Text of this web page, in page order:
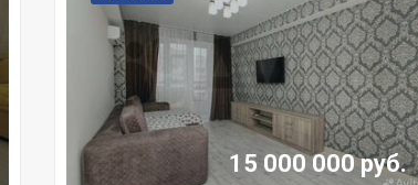
15 000 000 руб.